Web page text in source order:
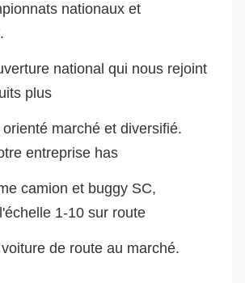
nationaux et
national qui nous rejoint
plus
marché et diversifié.
entreprise has
camion et buggy SC,
1-10 sur route
de route au marché.